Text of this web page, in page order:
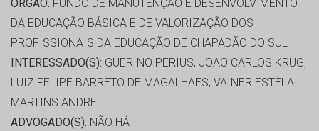
ORGÃO: FUNDO DE MANUTENÇÃO E DESENVOLVIMENTO
DA EDUCAÇÃO BÁSICA E DE VALORIZAÇÃO DOS
PROFISSIONAIS DA EDUCAÇÃO DE CHAPADÃO DO SUL
INTERESSADO(S): GUERINO PERIUS, JOAO CARLOS KRUG,
LUIZ FELIPE BARRETO DE MAGALHAES, VAINER ESTELA
MARTINS ANDRE
ADVOGADO(S): NÃO HÁ